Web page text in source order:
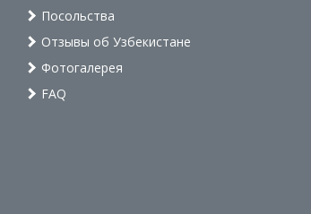
Посольства
Отзывы об Узбекистане
Фотогалерея
FAQ